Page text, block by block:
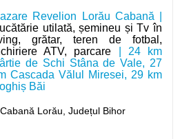
Revelion Lorău Cabană |
utilată, șemineu și Tv în
grătar, teren de fotbal,
ATV, parcare | 24 km
de Schi Stâna de Vale, 27
Cascada Vălul Miresei, 29 km
Băi
Cabană Lorău,Județul Bihor